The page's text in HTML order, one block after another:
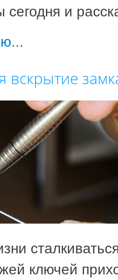
сегодня и
вскрытие
ключей